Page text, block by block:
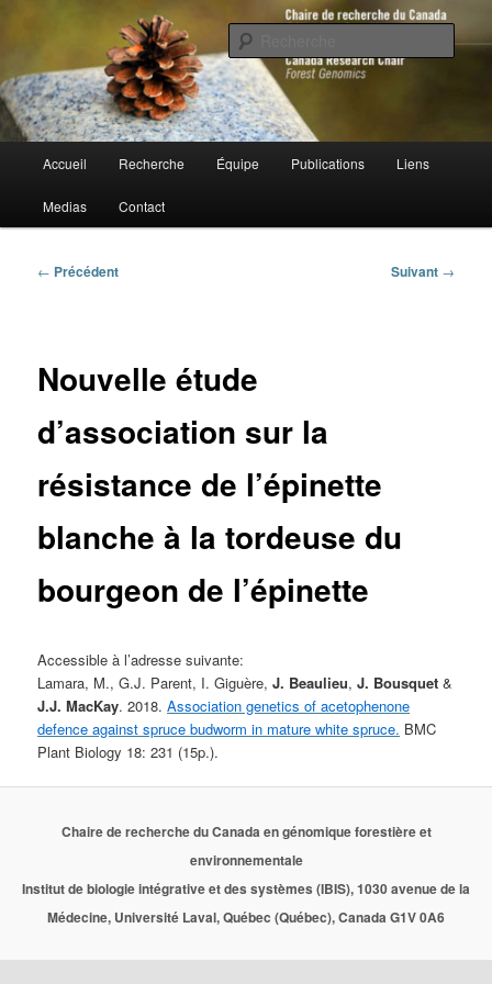
principalChaire de recherche du Canada en
génomique forestière
principal
Accueil Recherche Équipe Publications Liens
Medias Contact
Navigation
← Précédent Suivant →
Nouvelle étude
d’association sur la
résistance de l’épinette
blanche à la tordeuse du
bourgeon de l’épinette
Accessible à l’adresse suivante:
Lamara, M., G.J. Parent, I. Giguère,J. Beaulieu,J. Bousquet &
J.J. MacKay. 2018.Association genetics of acetophenone
defence against spruce budworm in mature white spruce. BMC
Plant Biology 18: 231 (15p.).
Chaire de recherche du Canada en génomique forestière et
environnementale
Institut de biologie intégrative et des systèmes (IBIS), 1030 avenue de la
Médecine, Université Laval, Québec (Québec), Canada G1V 0A6